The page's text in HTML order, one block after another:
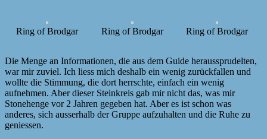
Ring of Brodgar Ring of Brodgar Ring of Brodgar
Die Menge an Informationen, die aus dem Guide heraussprudelten,
war mir zuviel. Ich liess mich deshalb ein wenig zurückfallen und
wollte die Stimmung, die dort herrschte, einfach ein wenig
aufnehmen. Aber dieser Steinkreis gab mir nicht das, was mir
Stonehenge vor 2 Jahren gegeben hat. Aber es ist schon was
anderes, sich ausserhalb der Gruppe aufzuhalten und die Ruhe zu
geniessen.